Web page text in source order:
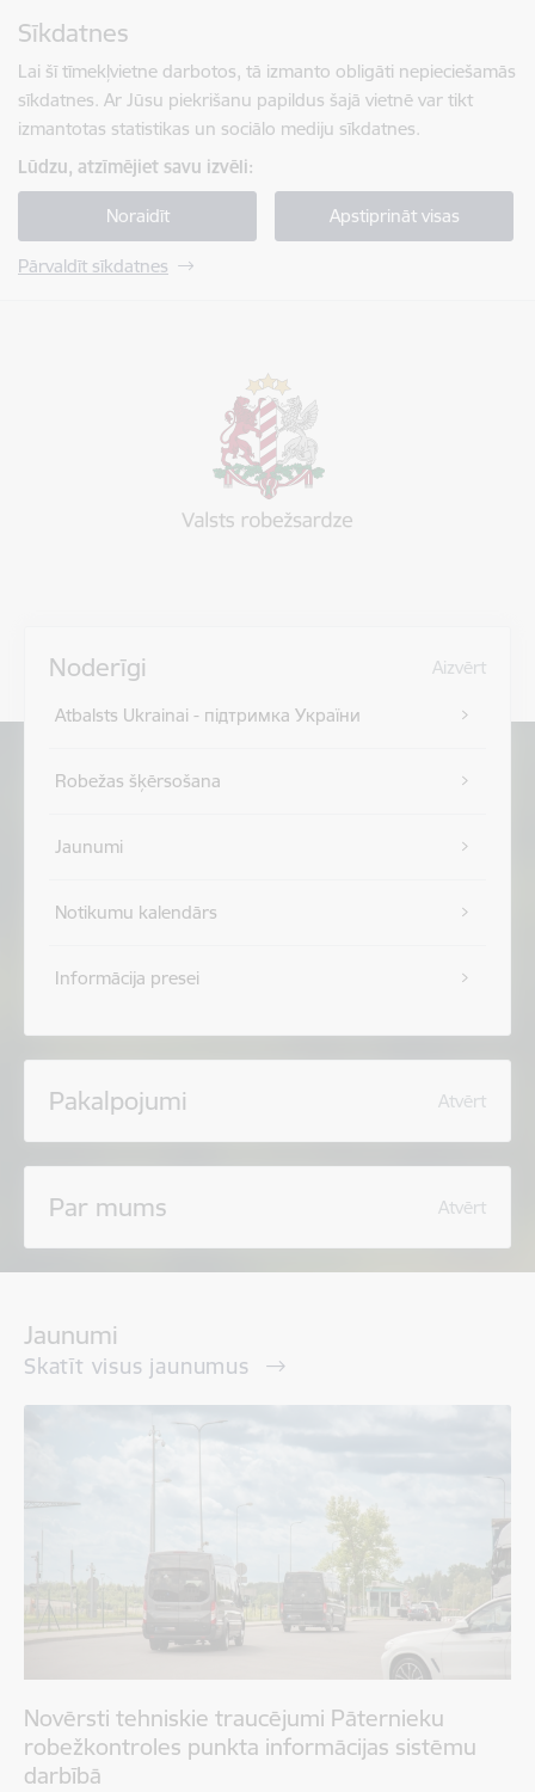
Sīkdatnes
Lai šī tīmekļvietne darbotos, tā izmanto obligāti nepieciešamās
sīkdatnes. Ar Jūsu piekrišanu papildus šajā vietnē var tikt
izmantotas statistikas un sociālo mediju sīkdatnes.
Lūdzu, atzīmējiet savu izvēli:
Noraidīt Apstiprināt visas
Pārvaldīt sīkdatnes
Noderīgi Aizvērt
Atbalsts Ukrainai - підтримка України
Robežas šķērsošana
Jaunumi
Notikumu kalendārs
Informācija presei
Pakalpojumi Atvērt
Par mums Atvērt
Jaunumi
Skatīt visus jaunumus
Novērsti tehniskie traucējumi Pāternieku
robežkontroles punkta informācijas sistēmu
darbībā